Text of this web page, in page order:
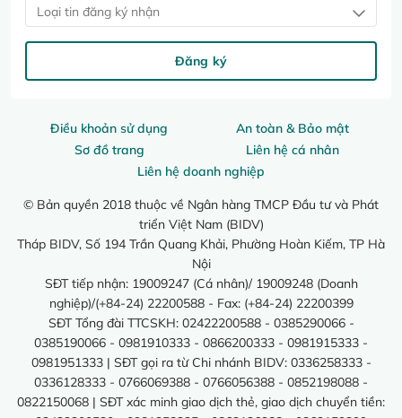
Điều khoản sử dụng
An toàn & Bảo mật
Sơ đồ trang
Liên hệ cá nhân
Liên hệ doanh nghiệp
© Bản quyền 2018 thuộc về Ngân hàng TMCP Đầu tư và Phát
triển Việt Nam (BIDV)
Tháp BIDV, Số 194 Trần Quang Khải, Phường Hoàn Kiếm, TP Hà
Nội
SĐT tiếp nhận: 19009247 (Cá nhân)/ 19009248 (Doanh
nghiệp)/(+84-24) 22200588 - Fax: (+84-24) 22200399
SĐT Tổng đài TTCSKH: 02422200588 - 0385290066 -
0385190066 - 0981910333 - 0866200333 - 0981915333 -
0981951333 | SĐT gọi ra từ Chi nhánh BIDV: 0336258333 -
0336128333 - 0766069388 - 0766056388 - 0852198088 -
0822150068 | SĐT xác minh giao dịch thẻ, giao dịch chuyển tiền:
Loại tin đăng ký nhận
Đăng ký